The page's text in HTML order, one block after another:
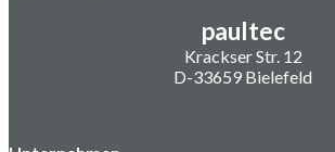
paultec
Krackser Str. 12
D-33659 Bielefeld